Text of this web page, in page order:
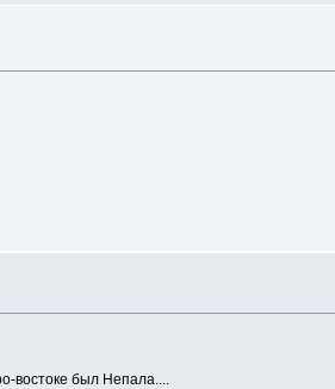
востоке был Непала....